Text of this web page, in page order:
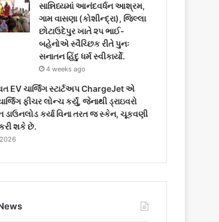
સાન્નિધ્યમાં આનંદવર્ધન આશ્રમ,
ગામ વાસણા (કોશીન્દ્રા), જિલ્લા
છોટાઉદેપુર ખાતે ૨૫ ભાઈ-
બહેનોએ સ્વૈચ્છિક રીતે પુનઃ
સનાતન હિંદુ ધર્મ સ્વીકાર્યો.
4 weeks ago
EV ચાર્જિંગ સ્ટાર્ટઅપ ChargeJet એ
ફીચર લોન્ચ કર્યું, જેનાથી ડ્રાઇવરો
કર્યા વિના તરત જ સ્કેન, ચૂકવણી
શકે છે.